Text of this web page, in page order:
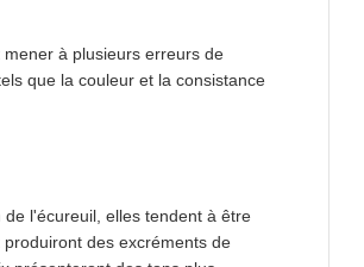
mener à plusieurs erreurs de
que la couleur et la consistance
l'écureuil, elles tendent à être
des excréments de